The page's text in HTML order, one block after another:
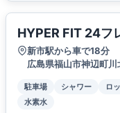
HYPER FIT 24フ
新市駅から車で18分
広島県福山市神辺町
駐車場 シャワー ロ
水素水